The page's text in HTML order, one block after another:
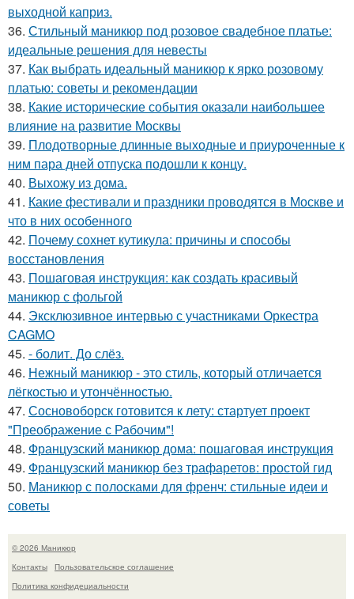
выходной каприз.
36. Стильный маникюр под розовое свадебное платье:
идеальные решения для невесты
37. Как выбрать идеальный маникюр к ярко розовому
платью: советы и рекомендации
38. Какие исторические события оказали наибольшее
влияние на развитие Москвы
39. Плодотворные длинные выходные и приуроченные к
ним пара дней отпуска подошли к концу.
40. Выхожу из дома.
41. Какие фестивали и праздники проводятся в Москве и
что в них особенного
42. Почему сохнет кутикула: причины и способы
восстановления
43. Пошаговая инструкция: как создать красивый
маникюр с фольгой
44. Эксклюзивное интервью с участниками Оркестра
CAGMO
45. - болит. До слёз.
46. Нежный маникюр - это стиль, который отличается
лёгкостью и утончённостью.
47. Сосновоборск готовится к лету: стартует проект
"Преображение с Рабочим"!
48. Французский маникюр дома: пошаговая инструкция
49. Французский маникюр без трафаретов: простой гид
50. Маникюр с полосками для френч: стильные идеи и
советы
© 2026 Маникюр
Контакты
Пользовательское соглашение
Политика конфидециальности